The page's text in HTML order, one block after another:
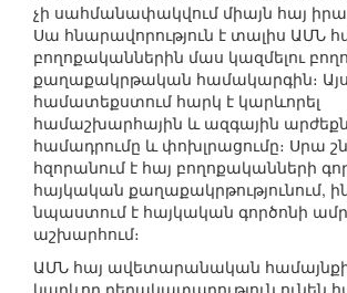
չի սահմանափակվում միայն հայ
Սա հնարավորություն է տալիս ԱՄՆ
բողոքականներին մաս կազմելու
քաղաքակրթական համակարգին։ Այս
համատեքստում հարկ է կարևորել
համաշխարհային և ազգային
համադրումը և փոխլրացումը։ Սրա
հզորանում է հայ բողոքականների
հայկական քաղաքակրթությունում,
նպաստում է հայկական գործոնի
աշխարհում։
ԱՄՆ հայ ավետարանական համայնքի